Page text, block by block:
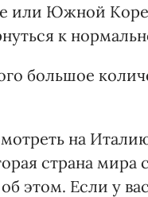
или Южной
к
большое
на
страна
этом. Если у